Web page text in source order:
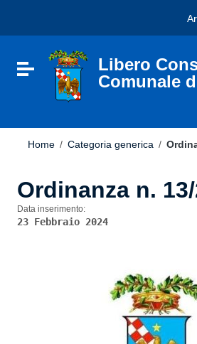
sito
include
Vai al footer
Attiva / disattiva la navigazione
Libero
Comunale
Home / Categoria generica /
Ordinanza n.
Data inserimento:
23 Febbraio 2024